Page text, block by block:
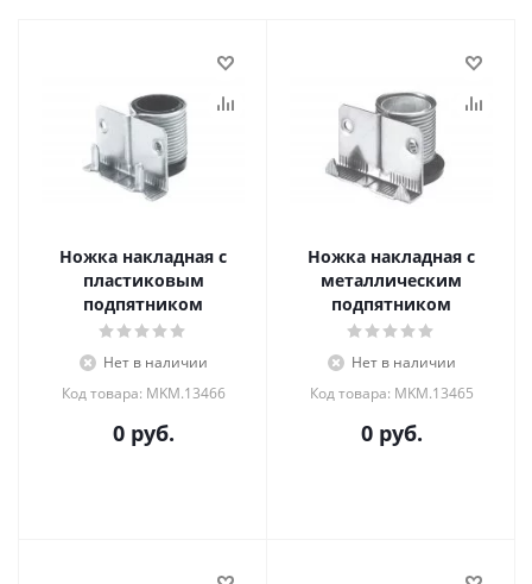
Ножка накладная с
пластиковым
подпятником
Нет в наличии
Код товара: MKM.13466
0 руб.
Ножка накладная с
металлическим
подпятником
Нет в наличии
Код товара: MKM.13465
0 руб.